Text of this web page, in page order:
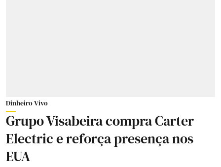
Dinheiro Vivo
Grupo Visabeira compra Carter
Electric e reforça presença nos
EUA